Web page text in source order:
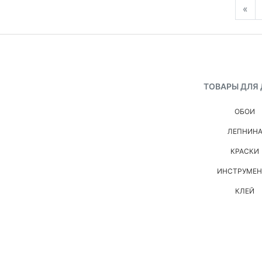
«
ТОВАРЫ ДЛЯ
ОБОИ
ЛЕПНИНА
КРАСКИ
КЛЕЙ